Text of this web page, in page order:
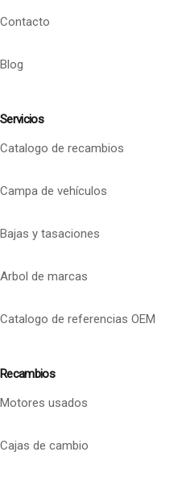
Contacto
Blog
Servicios
Catalogo de recambios
Campa de vehículos
Bajas y tasaciones
Arbol de marcas
Catalogo de referencias OEM
Recambios
Motores usados
Cajas de cambio